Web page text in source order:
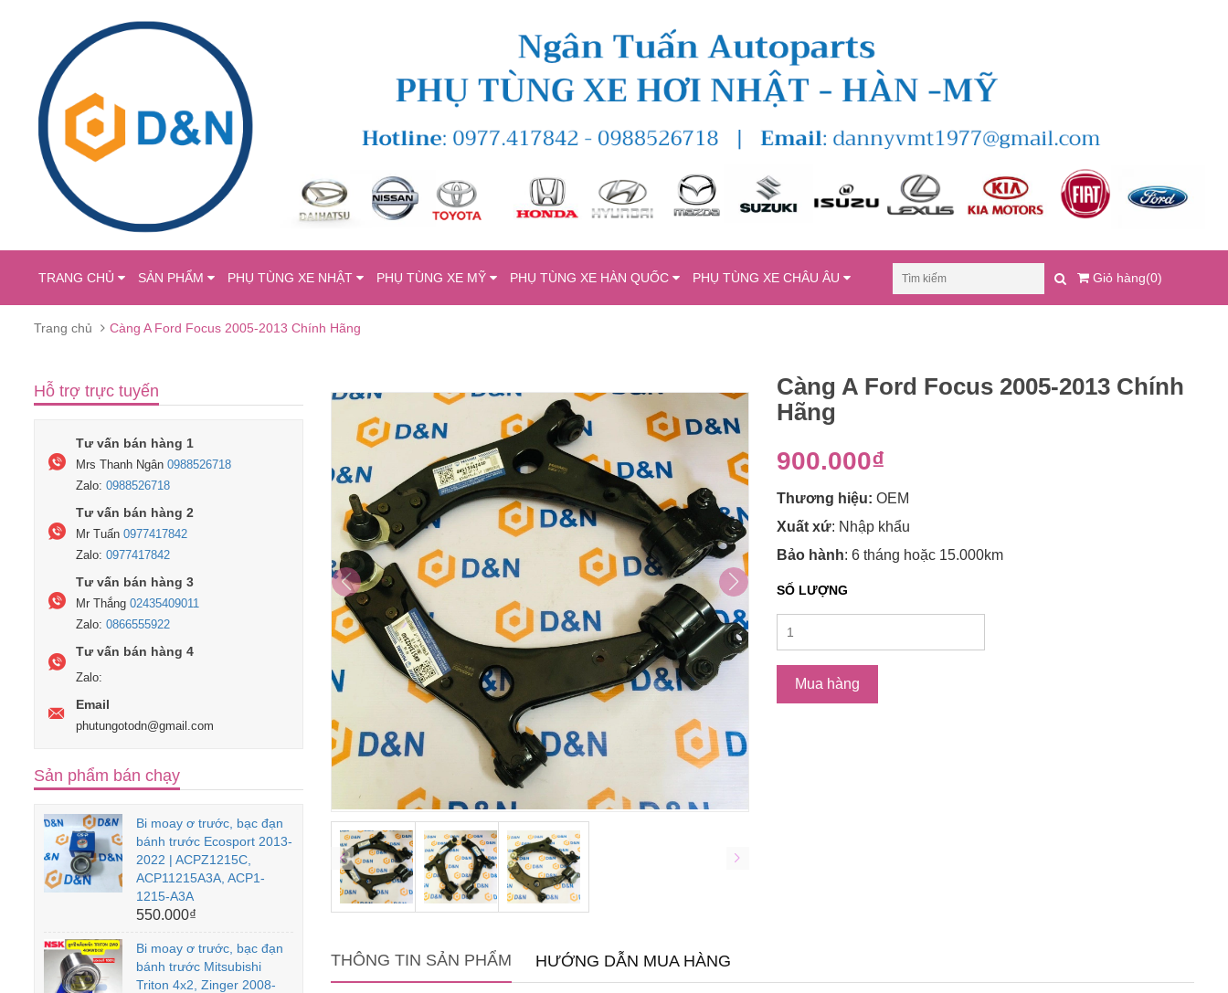
TRANG CHỦ SẢN PHẨM PHỤ TÙNG XE NHẬT PHỤ TÙNG XE MỸ PHỤ TÙNG XE HÀN QUỐC PHỤ TÙNG XE CHÂU ÂU Giỏ hàng(0)
Trang chủ Càng A Ford Focus 2005-2013 Chính Hãng
Càng A Ford Focus 2005-2013 Chính
Hãng
900.000₫
Thương hiệu: OEM
Xuất xứ: Nhập khẩu
Bảo hành: 6 tháng hoặc 15.000km
SỐ LƯỢNG
Mua hàng
THÔNG TIN SẢN PHẨM HƯỚNG DẪN MUA HÀNG
Hỗ trợ trực tuyến
Tư vấn bán hàng 1
Mrs Thanh Ngân 0988526718
Zalo: 0988526718
Tư vấn bán hàng 2
Mr Tuấn 0977417842
Zalo: 0977417842
Tư vấn bán hàng 3
Mr Thắng 02435409011
Zalo: 0866555922
Tư vấn bán hàng 4
Zalo:
Email
phutungotodn@gmail.com
Sản phẩm bán chạy
Bi moay ơ trước, bạc đạn
bánh trước Ecosport 2013-
2022 | ACPZ1215C,
ACP11215A3A, ACP1-
1215-A3A
550.000₫
Bi moay ơ trước, bạc đạn
bánh trước Mitsubishi
Triton 4x2, Zinger 2008-